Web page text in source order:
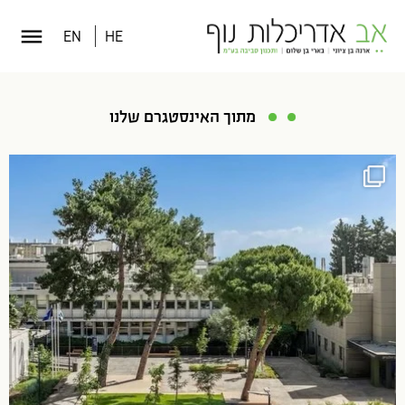
HE
EN
מתוך האינסטגרם שלנו